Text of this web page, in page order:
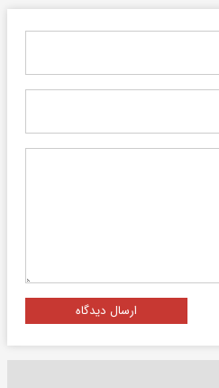
ارسال دیدگاه